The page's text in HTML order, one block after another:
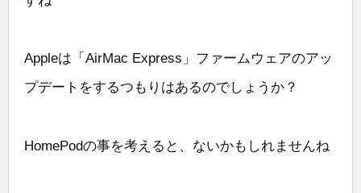
Appleは「AirMac Express」ファームウェアのアッ
プデートをするつもりはあるのでしょうか？
HomePodの事を考えると、ないかもしれませんね